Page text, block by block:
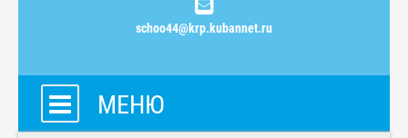
schoo44@krp.kubannet.ru
МЕНЮ